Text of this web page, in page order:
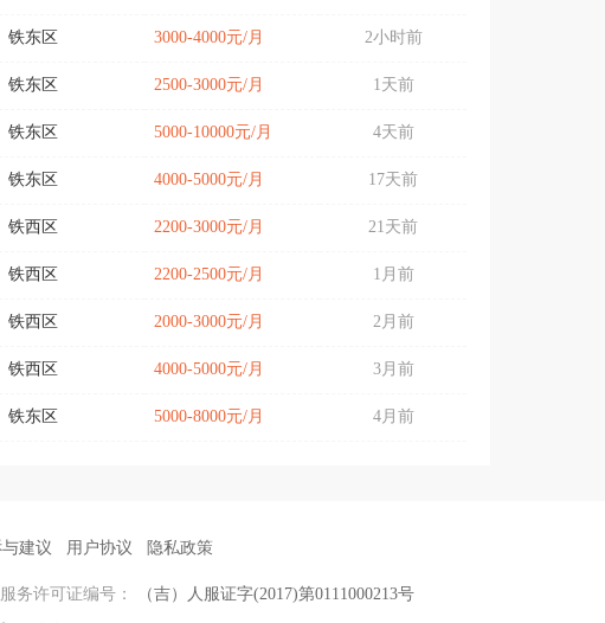
铁东区 3000-4000元/月 2小时前
铁东区 2500-3000元/月 1天前
铁东区 5000-10000元/月 4天前
铁东区 4000-5000元/月 17天前
铁西区 2200-3000元/月 21天前
铁西区 2200-2500元/月 1月前
铁西区 2000-3000元/月 2月前
铁西区 4000-5000元/月 3月前
铁东区 5000-8000元/月 4月前
建议 用户协议 隐私政策
务许可证编号： （吉）人服证字(2017)第0111000213号